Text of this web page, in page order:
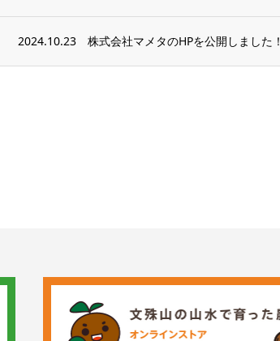
2024.10.23 株式会社マメタのHPを公開しました！